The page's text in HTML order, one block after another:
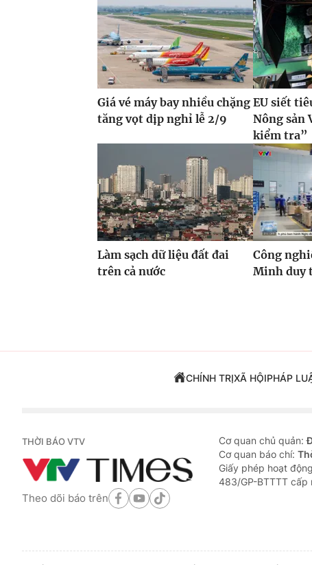
Giá vé máy bay nhiều chặng
tăng vọt dịp nghỉ lễ 2/9
EU siết
Nông sản
kiểm tra”
Làm sạch dữ liệu đất đai
trên cả nước
Công
Minh duy
CHÍNH TRỊXÃ HỘIPHÁP
THỜI BÁO VTV
Theo dõi báo trên
Cơ quan chủ quản:
Cơ quan báo chí:
Giấy phép hoạt
483/GP-BTTTT cấp